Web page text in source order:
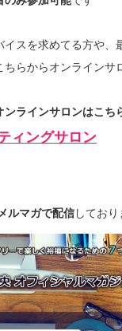
イスを求めてる方や、
ちらからオンラインサ
ラインサロンはこち
ングサロン
ルマガで配信しており